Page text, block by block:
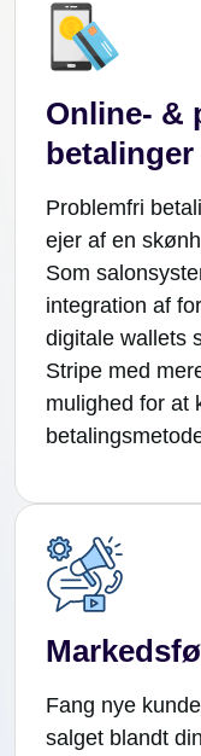
Online- &
betalinger
Problemfri
ejer af en
Som
integration af
digitale wallets
Stripe med
mulighed for at
Fang nye
salget blandt